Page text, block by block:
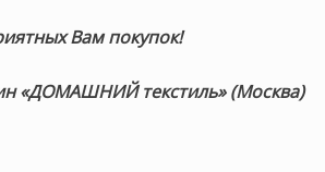
Вам покупок!
«ДОМАШНИЙ текстиль» (Москва)